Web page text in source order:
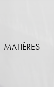
MATIÈRES